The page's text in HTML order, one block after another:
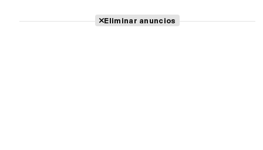
Eliminar anuncios